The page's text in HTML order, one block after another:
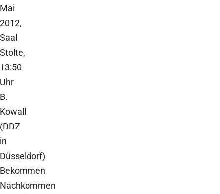
Mai
2012,
Saal
Stolte,
13:50
Uhr
B.
Kowall
(DDZ
in
Düsseldorf)
Bekommen
Nachkommen